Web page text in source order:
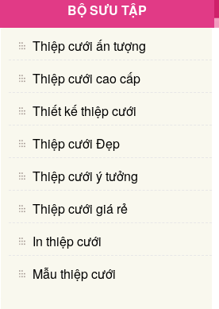
BỘ SƯU TẬP
Thiệp cưới ấn tượng
Thiệp cưới cao cấp
Thiết kế thiệp cưới
Thiệp cưới Đẹp
Thiệp cưới ý tưởng
Thiệp cưới giá rẻ
In thiệp cưới
Mẫu thiệp cưới